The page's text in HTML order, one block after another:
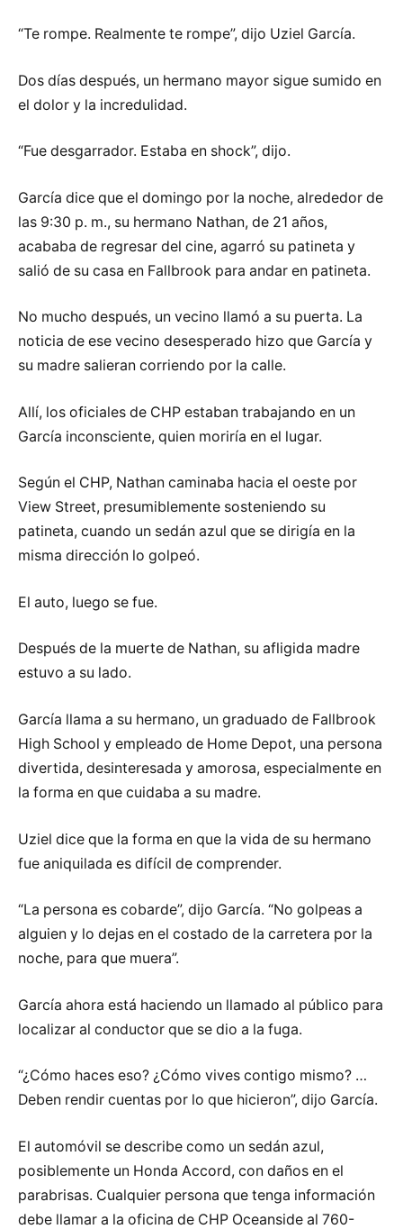
“Te rompe. Realmente te rompe”, dijo Uziel García.
Dos días después, un hermano mayor sigue sumido en
el dolor y la incredulidad.
“Fue desgarrador. Estaba en shock”, dijo.
García dice que el domingo por la noche, alrededor de
las 9:30 p. m., su hermano Nathan, de 21 años,
acababa de regresar del cine, agarró su patineta y
salió de su casa en Fallbrook para andar en patineta.
No mucho después, un vecino llamó a su puerta. La
noticia de ese vecino desesperado hizo que García y
su madre salieran corriendo por la calle.
Allí, los oficiales de CHP estaban trabajando en un
García inconsciente, quien moriría en el lugar.
Según el CHP, Nathan caminaba hacia el oeste por
View Street, presumiblemente sosteniendo su
patineta, cuando un sedán azul que se dirigía en la
misma dirección lo golpeó.
El auto, luego se fue.
Después de la muerte de Nathan, su afligida madre
estuvo a su lado.
García llama a su hermano, un graduado de Fallbrook
High School y empleado de Home Depot, una persona
divertida, desinteresada y amorosa, especialmente en
la forma en que cuidaba a su madre.
Uziel dice que la forma en que la vida de su hermano
fue aniquilada es difícil de comprender.
“La persona es cobarde”, dijo García. “No golpeas a
alguien y lo dejas en el costado de la carretera por la
noche, para que muera”.
García ahora está haciendo un llamado al público para
localizar al conductor que se dio a la fuga.
“¿Cómo haces eso? ¿Cómo vives contigo mismo? …
Deben rendir cuentas por lo que hicieron”, dijo García.
El automóvil se describe como un sedán azul,
posiblemente un Honda Accord, con daños en el
parabrisas. Cualquier persona que tenga información
debe llamar a la oficina de CHP Oceanside al 760-